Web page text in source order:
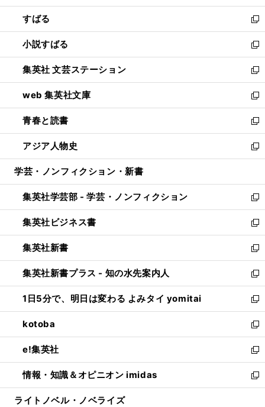
開
く
ウ
で
開
く
ン
ド
ウ
で
開
く
すばる
新
し
い
ウ
ィ
ン
ド
ウ
で
開
く
小説すばる
新
し
い
ウ
ィ
ン
ド
ウ
で
開
集英社 文芸ステーション
新
し
い
ウ
ィ
ン
ド
ウ
開
く
web 集英社文庫
新
し
い
ウ
ィ
ン
ウ
で
開
く
青春と読書
新
し
い
ウ
ン
ド
ウ
で
開
く
アジア人物史
新
し
ウ
ィ
ン
ド
ウ
で
開
く
学芸・ノンフィクション・新書
集英社学芸部 - 学芸・ノンフィクション
新
し
い
ウ
ィ
ン
ド
ウ
で
開
く
集英社ビジネス書
新
し
い
ウ
ィ
ン
ド
ウ
で
開
く
集英社新書
新
し
い
ウ
ィ
ン
ド
ウ
で
開
く
集英社新書プラス - 知の水先案内人
新
し
い
ウ
ィ
ン
ド
ウ
で
開
1日5分で、明日は変わる よみタイ yomitai
新
し
い
ウ
ィ
ン
ド
ウ
kotoba
新
し
い
ウ
ィ
ン
e!集英社
新
し
い
ウ
情報・知識＆オピニオン imidas
新
し
ライトノベル・ノベライズ